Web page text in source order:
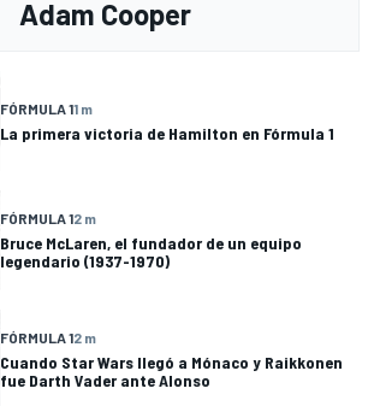
Adam Cooper
FÓRMULA 11 m
La primera victoria de Hamilton en Fórmula 1
FÓRMULA 12 m
Bruce McLaren, el fundador de un equipo
legendario (1937-1970)
FÓRMULA 12 m
Cuando Star Wars llegó a Mónaco y Raikkonen
fue Darth Vader ante Alonso